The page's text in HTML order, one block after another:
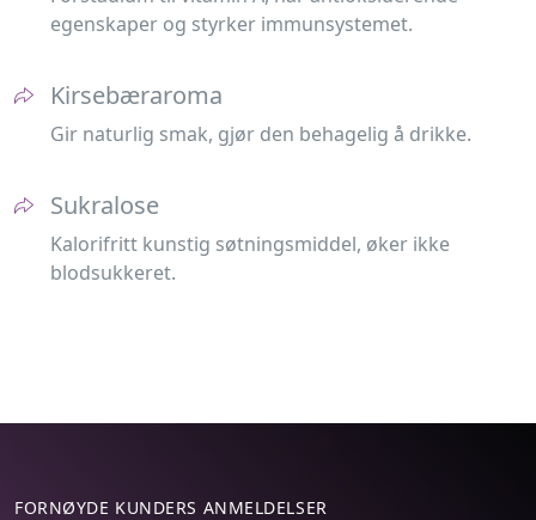
egenskaper og styrker immunsystemet.
Kirsebæraroma
Gir naturlig smak, gjør den behagelig å drikke.
Sukralose
Kalorifritt kunstig søtningsmiddel, øker ikke
blodsukkeret.
FORNØYDE KUNDERS ANMELDELSER